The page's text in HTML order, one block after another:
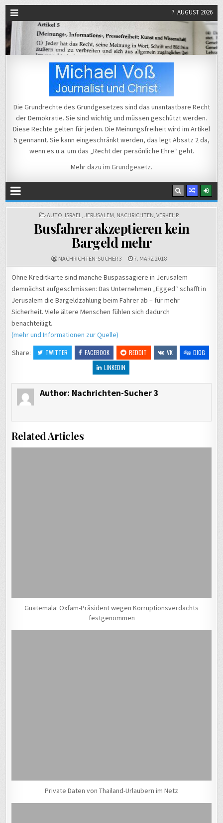
7. AUGUST 2026
Michael Voß
Die Grundrechte des Grundgesetzes sind das unantastbare Recht
der Demokratie. Sie sind wichtig und müssen geschützt werden.
Diese Rechte gelten für jeden. Die Meinungsfreiheit wird im Artikel
5 gennannt. Sie kann eingeschränkt werden, das legt Absatz 2 da,
wenn es u.a. um das „Recht der persönliche Ehre“ geht.
Mehr dazu im Grundgesetz.
POSTED
AUTO, ISRAEL, JERUSALEM, NACHRICHTEN, VERKEHR
Busfahrer akzeptieren kein
Bargeld mehr
NACHRICHTEN-SUCHER 3 7. MÄRZ 2018
Ohne Kreditkarte sind manche Buspassagiere in Jerusalem
demnächst aufgeschmissen: Das Unternehmen „Egged“ schafft in
Jerusalem die Bargeldzahlung beim Fahrer ab – für mehr
Sicherheit. Viele ältere Menschen fühlen sich dadurch
benachteiligt.
(mehr und Informationen zur Quelle)
Share:
TWITTER FACEBOOK REDDIT VK
DIGG
LINKEDIN
Author: Nachrichten-Sucher 3
Related Articles
Guatemala: Oxfam-Präsident wegen Korruptionsverdachts
festgenommen
Private Daten von Thailand-Urlaubern im Netz